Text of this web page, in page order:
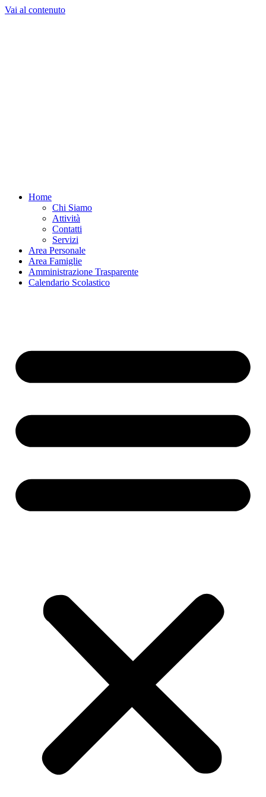
Vai al contenuto
Home
Chi Siamo
Attività
Contatti
Servizi
Area Personale
Area Famiglie
Amministrazione Trasparente
Calendario Scolastico